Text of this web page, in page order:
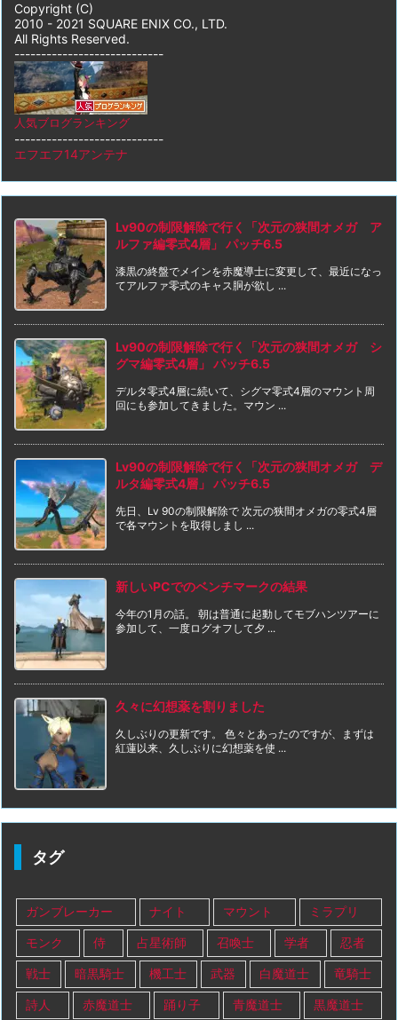
Copyright (C)
2010 - 2021 SQUARE ENIX CO., LTD.
All Rights Reserved.
----------------------------
人気ブログランキング
----------------------------
エフエフ14アンテナ
Lv90の制限解除で行く「次元の狭間オメガ ア
ルファ編零式4層」 パッチ6.5
漆黒の終盤でメインを赤魔導士に変更して、最近になっ
てアルファ零式のキャス胴が欲し ...
Lv90の制限解除で行く「次元の狭間オメガ シ
グマ編零式4層」 パッチ6.5
デルタ零式4層に続いて、シグマ零式4層のマウント周
回にも参加してきました。マウン ...
Lv90の制限解除で行く「次元の狭間オメガ デ
ルタ編零式4層」 パッチ6.5
先日、Lv 90の制限解除で 次元の狭間オメガの零式4層
で各マウントを取得しまし ...
新しいPCでのベンチマークの結果
今年の1月の話。 朝は普通に起動してモブハンツアーに
参加して、一度ログオフして夕 ...
久々に幻想薬を割りました
久しぶりの更新です。 色々とあったのですが、まずは
紅蓮以来、久しぶりに幻想薬を使 ...
タグ
ガンブレーカー ナイト マウント ミラプリ
モンク 侍 占星術師 召喚士 学者 忍者
戦士 暗黒騎士 機工士 武器 白魔道士 竜騎士
詩人 赤魔道士 踊り子 青魔道士 黒魔道士